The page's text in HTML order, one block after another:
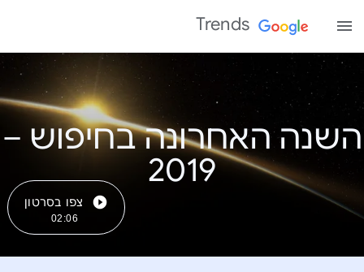
Trends
השנה האחרונה בחיפוש –
צפו בסרטון
02:06